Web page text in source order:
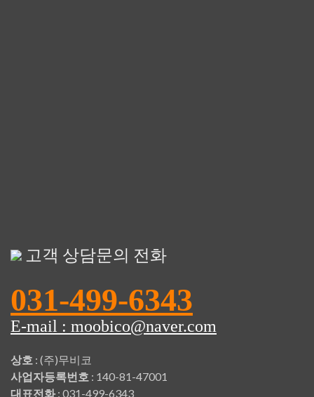
고객 상담문의 전화
031-499-6343
E-mail : moobico@naver.com
상호 : (주)무비코
사업자등록번호 : 140-81-47001
대표전화: 031-499-6343